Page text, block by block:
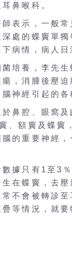
鼻喉科。
表示，一般
處的蝶竇單
病情，病人日
培養，李先
，消腫後壓
神經引起的各
鼻腔、眼窩
、額竇及蝶竇
的重要神經
據只有1至3
在蝶竇，去
不會被轉診
等情況，就要